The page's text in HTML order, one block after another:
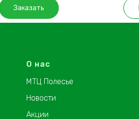
Заказать
О нас
МТЦ Полесье
Новости
Акции